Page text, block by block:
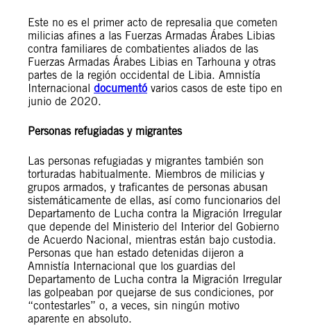
Este no es el primer acto de represalia que cometen
milicias afines a las Fuerzas Armadas Árabes Libias
contra familiares de combatientes aliados de las
Fuerzas Armadas Árabes Libias en Tarhouna y otras
partes de la región occidental de Libia. Amnistía
Internacional documentó varios casos de este tipo en
junio de 2020.
Personas refugiadas y migrantes
Las personas refugiadas y migrantes también son
torturadas habitualmente. Miembros de milicias y
grupos armados, y traficantes de personas abusan
sistemáticamente de ellas, así como funcionarios del
Departamento de Lucha contra la Migración Irregular
que depende del Ministerio del Interior del Gobierno
de Acuerdo Nacional, mientras están bajo custodia.
Personas que han estado detenidas dijeron a
Amnistía Internacional que los guardias del
Departamento de Lucha contra la Migración Irregular
las golpeaban por quejarse de sus condiciones, por
“contestarles” o, a veces, sin ningún motivo
aparente en absoluto.